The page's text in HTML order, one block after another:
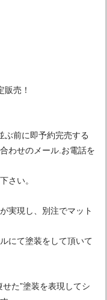
売！
ぶ前に即予約完売する
わせのメール.お電話を
さい。
実現し、別注でマット
にて塗装をして頂いて
た”塗装を表現してシ